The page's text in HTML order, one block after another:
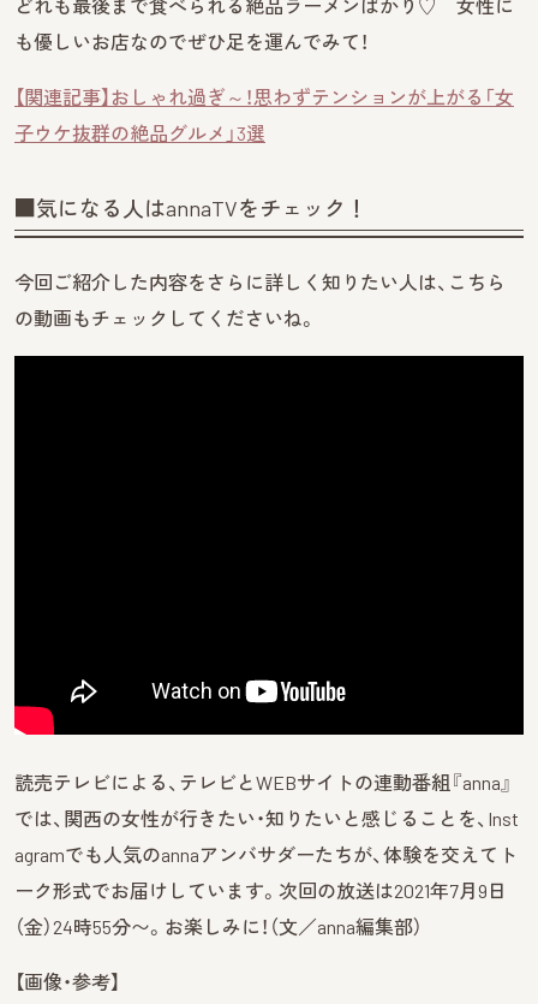
どれも最後まで食べられる絶品ラーメンばかり♡ 女性に
も優しいお店なのでぜひ足を運んでみて！
【関連記事】おしゃれ過ぎ～！思わずテンションが上がる「女
子ウケ抜群の絶品グルメ」3選
■気になる人はannaTVをチェック！
今回ご紹介した内容をさらに詳しく知りたい人は、こちら
の動画もチェックしてくださいね。
読売テレビによる、テレビとWEBサイトの連動番組『anna』
では、関西の女性が行きたい・知りたいと感じることを、Inst
agramでも人気のannaアンバサダーたちが、体験を交えてト
ーク形式でお届けしています。次回の放送は2021年7月9日
（金）24時55分〜。お楽しみに！（文／anna編集部）
【画像・参考】